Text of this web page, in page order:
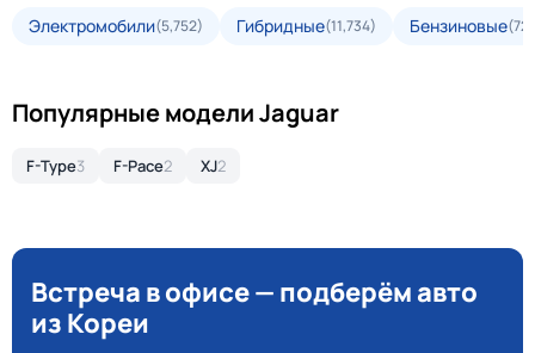
Электромобили(5,752) Гибридные(11,734) Бензиновые
Популярные модели Jaguar
F-Type3 F-Pace2 XJ2
Встреча в офисе — подберём авто
из Кореи